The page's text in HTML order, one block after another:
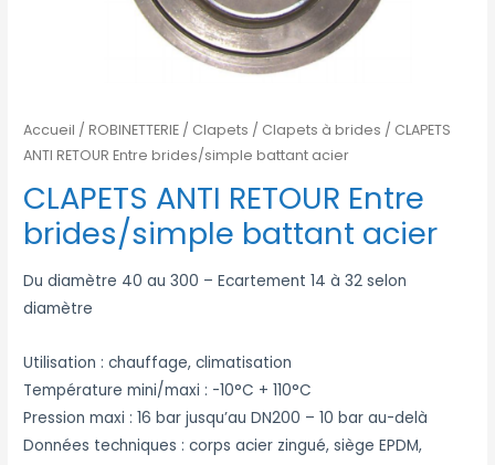
Accueil /ROBINETTERIE / Clapets / Clapets à brides / CLAPETS
ANTI RETOUR Entre brides/simple battant acier
CLAPETS ANTI RETOUR Entre
brides/simple battant acier
Du diamètre 40 au 300 – Ecartement 14 à 32 selon
diamètre
Utilisation : chauffage, climatisation
Température mini/maxi : -10°C + 110°C
Pression maxi : 16 bar jusqu’au DN200 – 10 bar au-delà
Données techniques : corps acier zingué, siège EPDM,